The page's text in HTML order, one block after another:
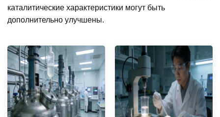
каталитические характеристики могут быть
дополнительно улучшены.